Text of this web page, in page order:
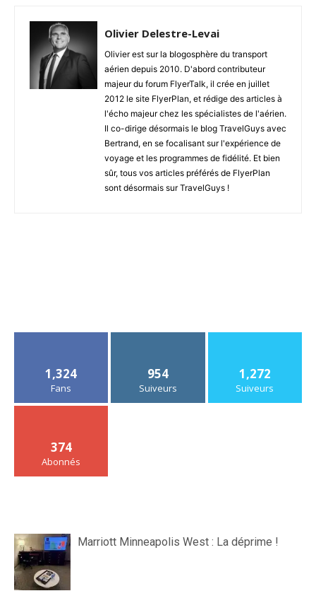
Olivier Delestre-Levai
Olivier est sur la blogosphère du transport
aérien depuis 2010. D'abord contributeur
majeur du forum FlyerTalk, il crée en juillet
2012 le site FlyerPlan, et rédige des articles à
l'écho majeur chez les spécialistes de l'aérien.
Il co-dirige désormais le blog TravelGuys avec
Bertrand, en se focalisant sur l'expérience de
voyage et les programmes de fidélité. Et bien
sûr, tous vos articles préférés de FlyerPlan
sont désormais sur TravelGuys !
1,324
Fans
954
Suiveurs
1,272
Suiveurs
374
Abonnés
Marriott Minneapolis West : La déprime !